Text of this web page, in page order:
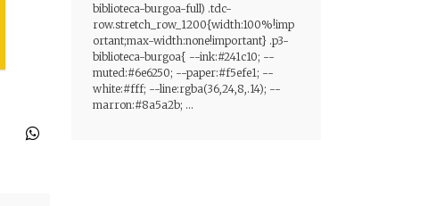
biblioteca-burgoa-full) .tdc-
row.stretch_row_1200{width:100%!imp
ortant;max-width:none!important} .p3-
biblioteca-burgoa{ --ink:#241c10; --
muted:#6e6250; --paper:#f5efe1; --
white:#fff; --line:rgba(36,24,8,.14); --
marron:#8a5a2b; ...